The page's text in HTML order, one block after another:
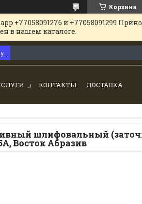
Корзина
+77058091276 и +77058091299
в нашем каталоге.
КОНТАКТЫ ДОСТАВКА
шлифовальный
Восток Абразив